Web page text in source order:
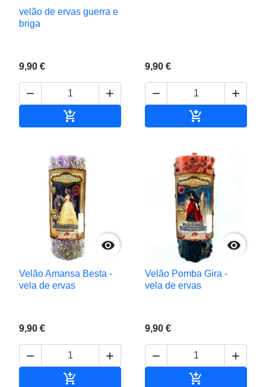
velão de ervas guerra e
briga
9,90 €
 

9,90 €
 


Velão Amansa Besta -
vela de ervas
9,90 €
 


Velão Pomba Gira -
vela de ervas
9,90 €
 
